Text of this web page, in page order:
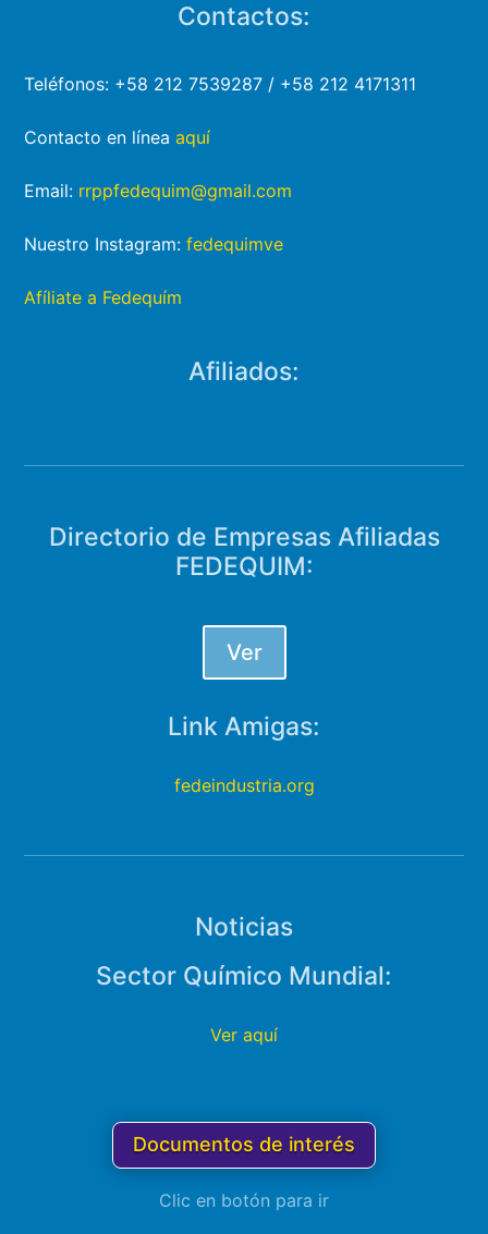
Contactos:
Teléfonos: +58 212 7539287 / +58 212 4171311
Contacto en líneaaquí
Email: rrppfedequim@gmail.com
Nuestro Instagram:fedequimve
Afíliate a Fedequím
Afiliados:
Directorio de Empresas Afiliadas
FEDEQUIM:
Ver
Link Amigas:
fedeindustria.org
Noticias
Sector Químico Mundial:
Ver aquí
Documentos de interés
Clic en botón para ir